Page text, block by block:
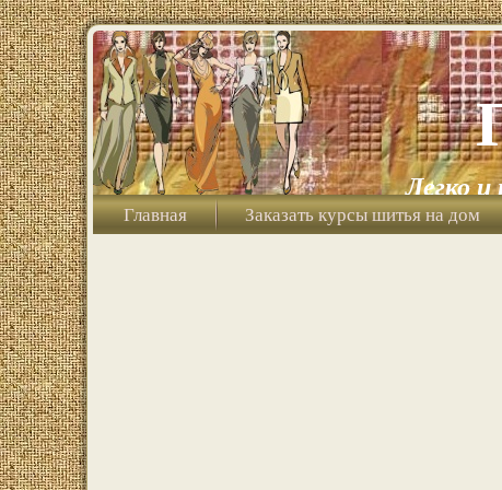
Легко и
Главная Заказать курсы шитья на дом